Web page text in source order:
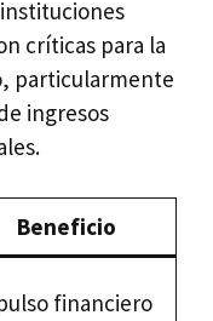
críticas para la
particularmente
ingresos
Beneficio
financiero